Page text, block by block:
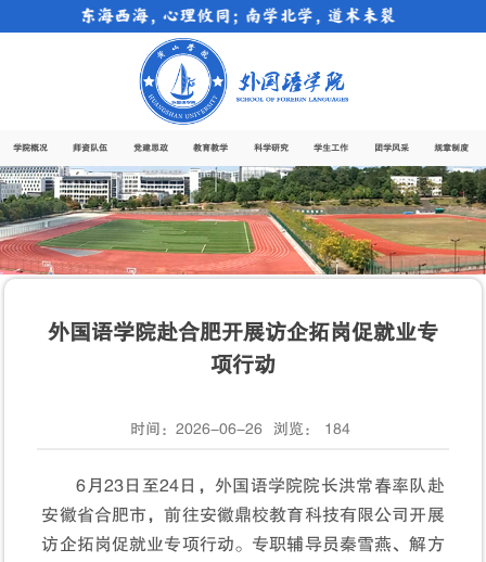
东海西海，心理攸同；南学北学，道术未裂
学院概况 师资队伍 党建思政 教育教学 科学研究 学生工作 团学风采 规章制度
外国语学院赴合肥开展访企拓岗促就业专
项行动
时间：2026-06-26 浏览： 184
6月23日至24日，外国语学院院长洪常春率队赴
安徽省合肥市，前往安徽鼎校教育科技有限公司开展
访企拓岗促就业专项行动。专职辅导员秦雪燕、解方